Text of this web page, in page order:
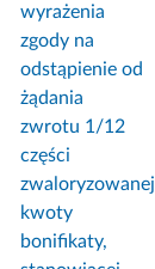
wyrażenia
zgody na
odstąpienie od
żądania
zwrotu 1/12
części
zwaloryzowanej
kwoty
bonifikaty,